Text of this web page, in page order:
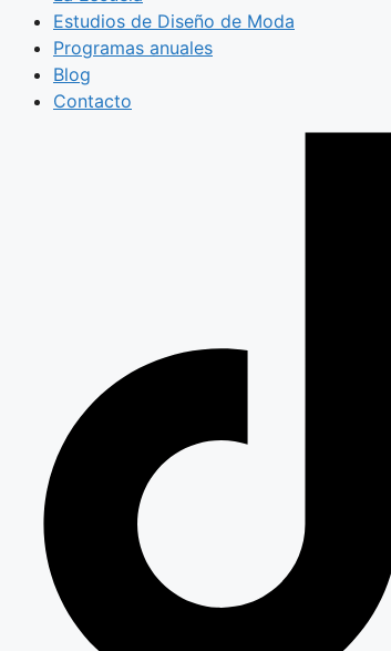
Estudios de Diseño de Moda
Programas anuales
Blog
Contacto